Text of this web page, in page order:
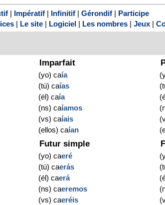
| Impératif| Infinitif| Gérondif|
Participe
Le site Logiciel Les nombres Jeux
Imparfait
(yo) caía
(tú) caías
(él) caía
(ns) caíamos
(vs) caíais
(ellos) caían
Futur simple
(yo) caeré
(tú) caerás
(él) caerá
(ns) caeremos
(vs) caeréis